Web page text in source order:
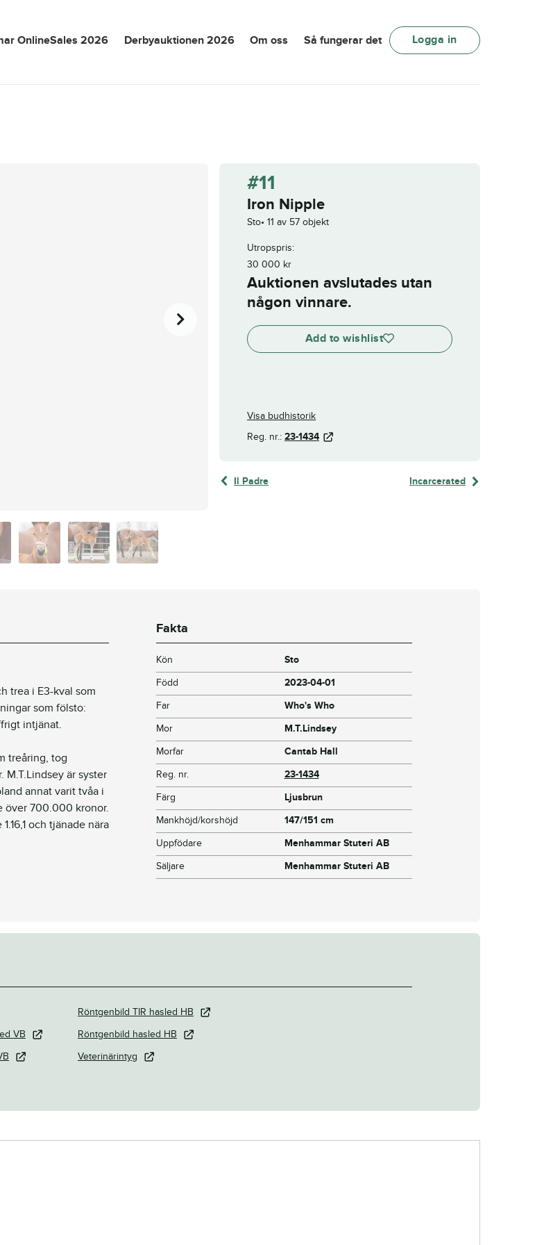
OnlineSales 2026 Derbyauktionen 2026 Om oss Så fungerar det Logga in
#11
Iron Nipple
Sto 11 av 57 objekt
Utropspris:
30 000 kr
Auktionen avslutades utan
någon vinnare.
Add to wishlist
Visa budhistorik
Reg. nr.: 23-1434
Il Padre Incarcerated
trea i E3-kval som
som fölsto:
intjänat.
treåring, tog
M.T.Lindsey är syster
annat varit tvåa i
över 700.000 kronor.
och tjänade nära
Fakta
Kön
Sto
Född
2023-04-01
Far
Who's Who
Mor
M.T.Lindsey
Morfar
Cantab Hall
Reg. nr.
23-1434
Färg
Ljusbrun
Mankhöjd/korshöjd
147/151 cm
Uppfödare
Menhammar Stuteri AB
Säljare
Menhammar Stuteri AB
VB
Röntgenbild TIR hasled HB
Röntgenbild hasled HB
Veterinärintyg